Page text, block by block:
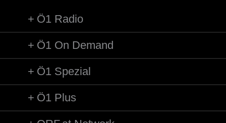
Ö1 Radio
Ö1 On Demand
Ö1 Spezial
Ö1 Plus